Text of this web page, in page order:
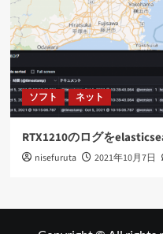
ソフト ネット
RTX1210のログを
nisefuruta 2021年10月7日